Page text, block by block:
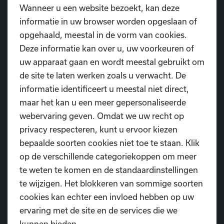
RANDANIMATIE
Tijdens de bovenstaande uren kan je bij ons terecht
voor nog diverse activiteiten:
Maak kennis met onze dansschool door de
geschiedenisroute doorheen onze eigen locatie te
volgen.
Kom onsDiopperkeproeven in onze D.I.O.P-bar.
Dit biertje werd gebrouwen ter ere van ons 15-jarig
bestaan en de opening van ons eigen gebouw.
Dekinderfuifopzaterdagnamiddagis een must
voor kids die houden van zich uitleven op muziek.
Wanneer u een website bezoekt, kan deze
informatie in uw browser worden opgeslaan of
opgehaald, meestal in de vorm van cookies.
Deze informatie kan over u, uw voorkeuren of
uw apparaat gaan en wordt meestal gebruikt om
de site te laten werken zoals u verwacht. De
informatie identificeert u meestal niet direct,
maar het kan u een meer gepersonaliseerde
webervaring geven. Omdat we uw recht op
privacy respecteren, kunt u ervoor kiezen
bepaalde soorten cookies niet toe te staan. Klik
op de verschillende categoriekoppen om meer
te weten te komen en de standaardinstellingen
te wijzigen. Het blokkeren van sommige soorten
cookies kan echter een invloed hebben op uw
ervaring met de site en de services die we